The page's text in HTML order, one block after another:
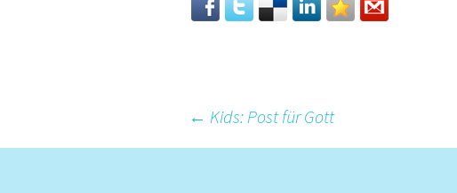
← Kids: Post für Gott